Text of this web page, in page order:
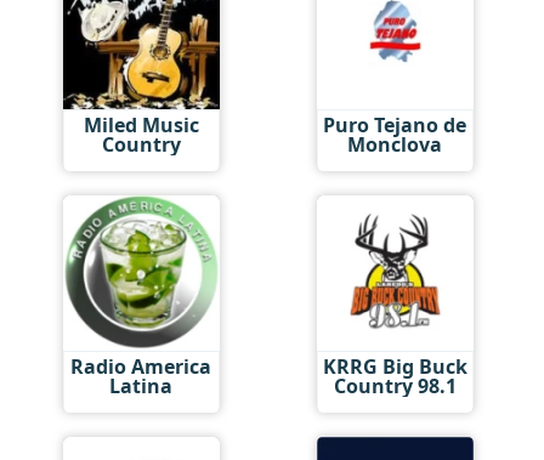
Miled Music
Country
Puro Tejano de
Monclova
Radio America
Latina
KRRG Big Buck
Country 98.1